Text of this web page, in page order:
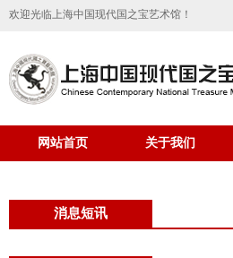
欢迎光临上海中国现代国之宝艺术馆！
网站首页 关于我们
消息短讯